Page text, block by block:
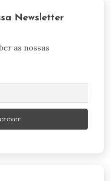
Newsletter
as nossas